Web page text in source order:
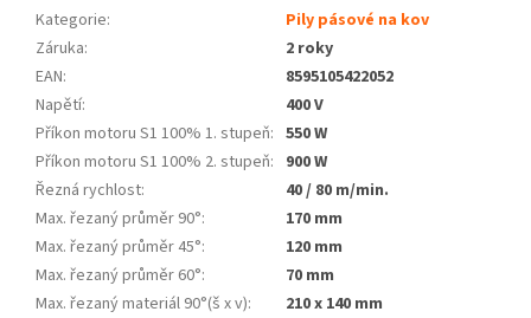
Kategorie:
Pily pásové na kov
Záruka:
2 roky
EAN:
8595105422052
Napětí:
400 V
Příkon motoru S1 100% 1. stupeň: 550 W
Příkon motoru S1 100% 2. stupeň: 900 W
Řezná rychlost:
40 / 80 m/min.
Max. řezaný průměr 90°:
170 mm
Max. řezaný průměr 45°:
120 mm
Max. řezaný průměr 60°:
70 mm
Max. řezaný materiál 90°(š x v):
210 x 140 mm